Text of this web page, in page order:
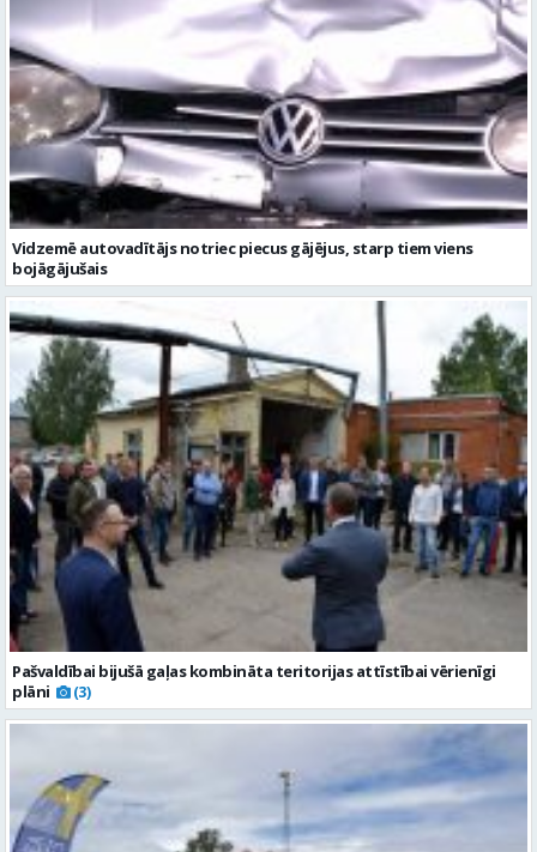
Vidzemē autovadītājs notriec piecus gājējus, starp tiem viens
bojāgājušais
Pašvaldībai bijušā gaļas kombināta teritorijas attīstībai vērienīgi
plāni
(3)